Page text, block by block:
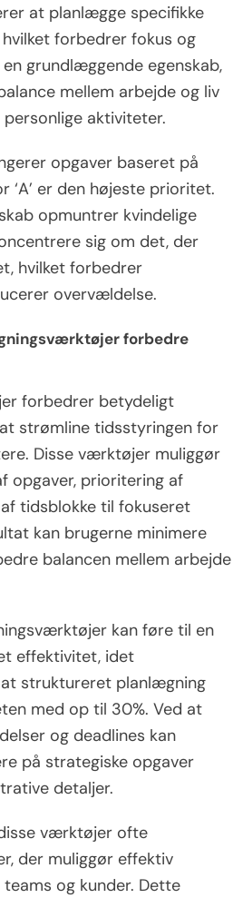
at planlægge specifikke
forbedrer fokus og
grundlæggende egenskab,
mellem arbejde og liv
aktiviteter.
opgaver baseret på
‘A’ er den højeste prioritet.
opmuntrer kvindelige
sig om det, der
hvilket forbedrer
overvældelse.
forbedre
forbedrer betydeligt
strømline tidsstyringen for
Disse værktøjer muliggør
opgaver, prioritering af
tidsblokke til fokuseret
kan brugerne minimere
balancen mellem arbejde
kan føre til en
effektivitet, idet
at struktureret planlægning
med op til 30%. Ved at
og deadlines kan
på strategiske opgaver
detaljer.
værktøjer ofte
der muliggør effektiv
og kunder. Dette